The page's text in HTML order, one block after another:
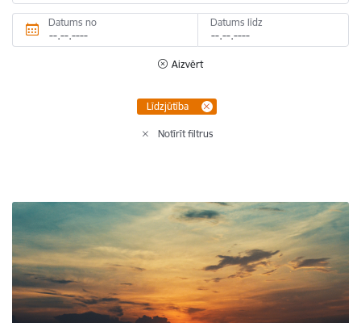
Datums no Datums līdz
Aizvērt
Līdzjūtība
Notīrīt filtrus